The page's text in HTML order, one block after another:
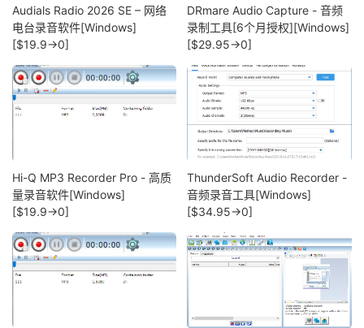
Audials Radio 2026 SE – 网络
电台录音软件[Windows]
[$19.9→0]
DRmare Audio Capture - 音频
录制工具[6个月授权][Windows]
[$29.95→0]
Hi-Q MP3 Recorder Pro - 高质
量录音软件[Windows]
[$19.9→0]
ThunderSoft Audio Recorder -
音频录音工具[Windows]
[$34.95→0]